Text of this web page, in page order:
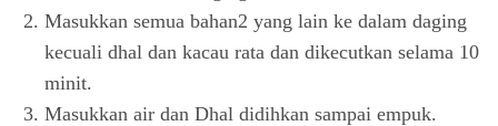
Masukkan semua bahan2 yang lain ke dalam daging
kecuali dhal dan kacau rata dan dikecutkan selama 10
minit.
Masukkan air dan Dhal didihkan sampai empuk.